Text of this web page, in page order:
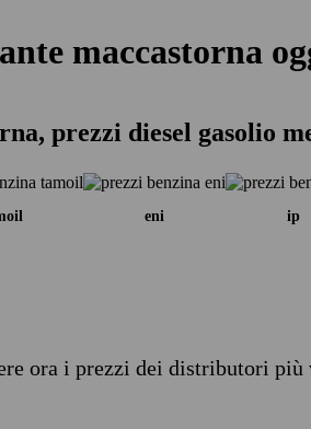
maccastorna
prezzi diesel gasolio
eni ip
ora i prezzi dei distributori più